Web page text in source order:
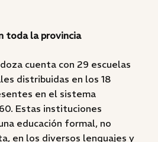
toda la provincia
cuenta con 29 escuelas
distribuidas en los 18
en el sistema
Estas instituciones
educación formal, no
en los diversos lenguajes y